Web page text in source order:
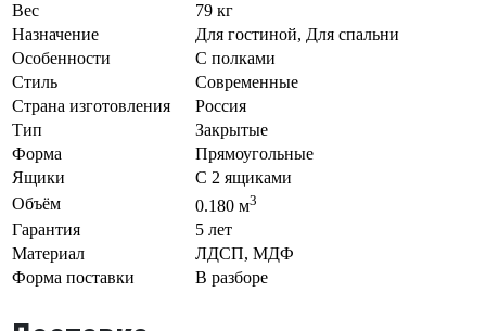
Вес
79 кг
Назначение
Для гостиной, Для спальни
Особенности
С полками
Стиль
Современные
Страна изготовления
Россия
Тип
Закрытые
Форма
Прямоугольные
Ящики
С 2 ящиками
Объём
0.180 м3
Гарантия
5 лет
Материал
ЛДСП, МДФ
Форма поставки
В разборе